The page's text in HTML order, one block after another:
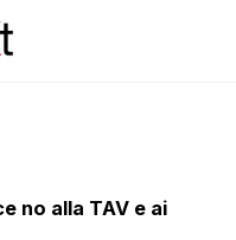
no alla TAV e ai